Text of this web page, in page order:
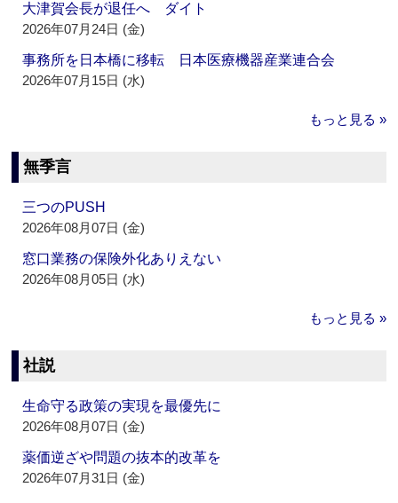
大津賀会長が退任へ ダイト
2026年07月24日 (金)
事務所を日本橋に移転 日本医療機器産業連合会
2026年07月15日 (水)
もっと見る »
無季言
三つのPUSH
2026年08月07日 (金)
窓口業務の保険外化ありえない
2026年08月05日 (水)
もっと見る »
社説
生命守る政策の実現を最優先に
2026年08月07日 (金)
薬価逆ざや問題の抜本的改革を
2026年07月31日 (金)